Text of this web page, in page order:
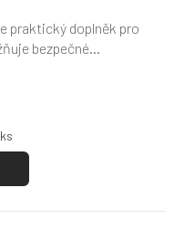
praktický doplněk pro
bezpečné...